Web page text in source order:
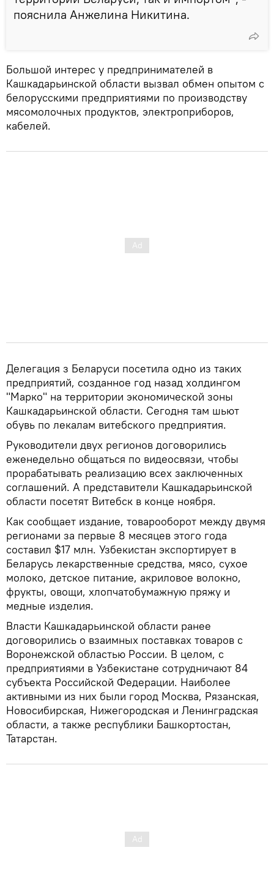
пояснила Анжелина Никитина.
Большой интерес у предпринимателей в
Кашкадарьинской области вызвал обмен опытом с
белорусскими предприятиями по производству
мясомолочных продуктов, электроприборов,
кабелей.
Делегация з Беларуси посетила одно из таких
предприятий, созданное год назад холдингом
"Марко" на территории экономической зоны
Кашкадарьинской области. Сегодня там шьют
обувь по лекалам витебского предприятия.
Руководители двух регионов договорились
еженедельно общаться по видеосвязи, чтобы
прорабатывать реализацию всех заключенных
соглашений. А представители Кашкадарьинской
области посетят Витебск в конце ноября.
Как сообщает издание, товарооборот между двумя
регионами за первые 8 месяцев этого года
составил $17 млн. Узбекистан экспортирует в
Беларусь лекарственные средства, мясо, сухое
молоко, детское питание, акриловое волокно,
фрукты, овощи, хлопчатобумажную пряжу и
медные изделия.
Власти Кашкадарьинской области ранее
договорились о взаимных поставках товаров с
Воронежской областью России. В целом, с
предприятиями в Узбекистане сотрудничают 84
субъекта Российской Федерации. Наиболее
активными из них были город Москва, Рязанская,
Новосибирская, Нижегородская и Ленинградская
области, а также республики Башкортостан,
Татарстан.